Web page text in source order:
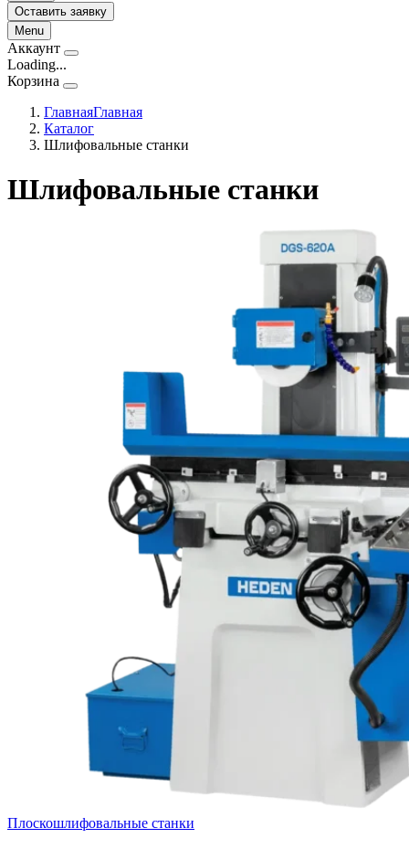
Оставить заявку
Menu
Аккаунт
Loading...
Корзина
ГлавнаяГлавная
Каталог
Шлифовальные станки
Шлифовальные станки
Плоскошлифовальные станки